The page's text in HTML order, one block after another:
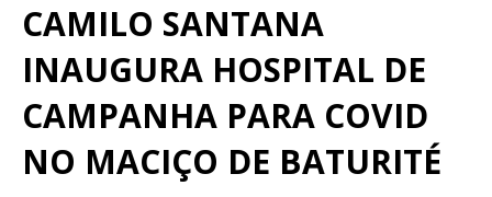
CAMILO SANTANA
INAUGURA HOSPITAL DE
CAMPANHA PARA COVID
NO MACIÇO DE BATURITÉ